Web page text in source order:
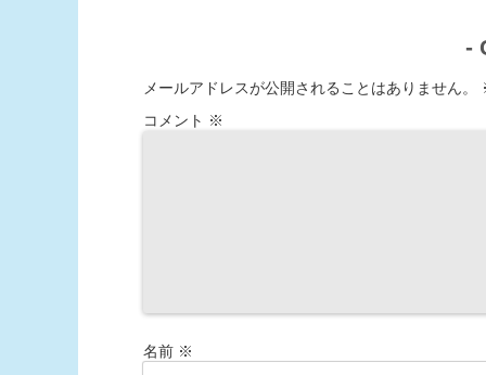
-
メールアドレスが公開されることはありません。
コメント ※
名前 ※